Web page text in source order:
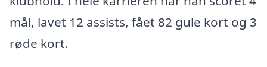
mål, lavet 12 assists, fået 82 gule kort og 3
røde kort.